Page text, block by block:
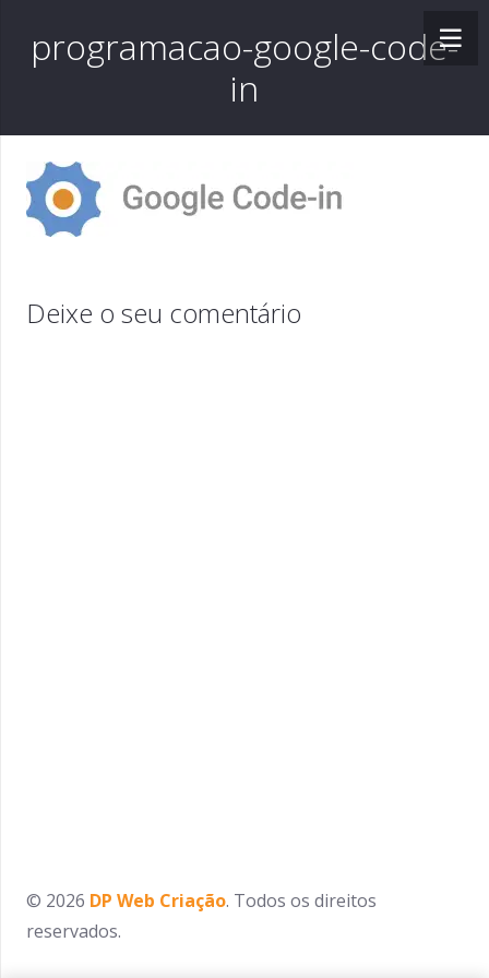
programacao-google-code-
in
Deixe o seu comentário
© 2026 DP Web Criação. Todos os direitos
reservados.